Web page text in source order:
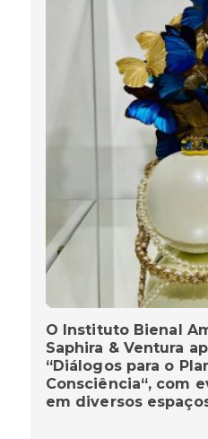
O Instituto Bienal
Saphira & Ventura
“Diálogos para o
Consciência“, com
em diversos